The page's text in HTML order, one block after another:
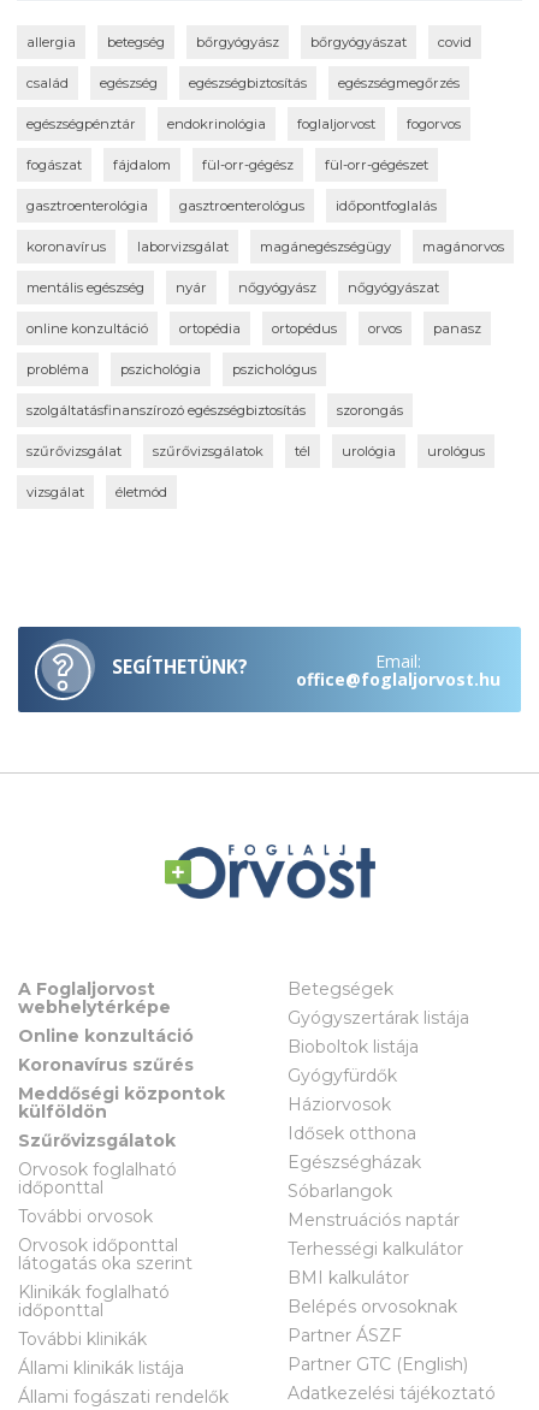
allergia betegség bőrgyógyász bőrgyógyászat covid
család egészség egészségbiztosítás egészségmegőrzés
egészségpénztár endokrinológia foglaljorvost fogorvos
fogászat fájdalom fül-orr-gégész fül-orr-gégészet
gasztroenterológia gasztroenterológus időpontfoglalás
koronavírus laborvizsgálat magánegészségügy magánorvos
mentális egészség nyár nőgyógyász nőgyógyászat
online konzultáció ortopédia ortopédus orvos panasz
probléma pszichológia pszichológus
szolgáltatásfinanszírozó egészségbiztosítás szorongás
szűrővizsgálat szűrővizsgálatok tél urológia urológus
vizsgálat életmód
SEGÍTHETÜNK? Email:
office@foglaljorvost.hu
A Foglaljorvost
webhelytérképe
Online konzultáció
Koronavírus szűrés
Meddőségi központok
külföldön
Szűrővizsgálatok
Orvosok foglalható
időponttal
További orvosok
Orvosok időponttal
látogatás oka szerint
Klinikák foglalható
időponttal
További klinikák
Állami klinikák listája
Állami fogászati rendelők
Betegségek
Gyógyszertárak listája
Bioboltok listája
Gyógyfürdők
Háziorvosok
Idősek otthona
Egészségházak
Sóbarlangok
Menstruációs naptár
Terhességi kalkulátor
BMI kalkulátor
Belépés orvosoknak
Partner ÁSZF
Partner GTC (English)
Adatkezelési tájékoztató